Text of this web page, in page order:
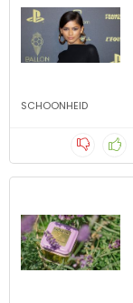
SCHOONHEID